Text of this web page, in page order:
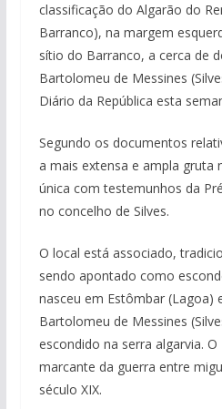
classificação do Algarão do
Barranco), na margem
sítio do Barranco, a cerca de
Bartolomeu de Messines
Diário da República esta
Segundo os documentos
a mais extensa e ampla gruta
única com testemunhos da
no concelho de Silves.
O local está associado,
sendo apontado como
nasceu em Estômbar (Lagoa)
Bartolomeu de Messines
escondido na serra algarvia.
marcante da guerra entre
século XIX.